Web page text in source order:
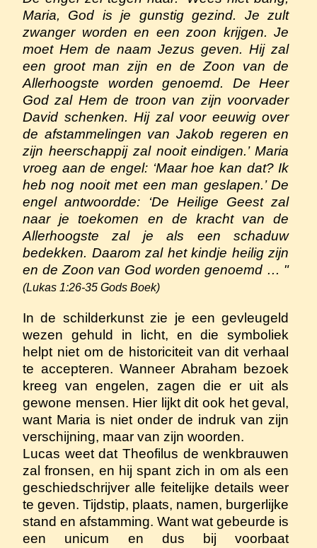
Maria, God is je gunstig gezind. Je zult
zwanger worden en een zoon krijgen. Je
moet Hem de naam Jezus geven. Hij zal
een groot man zijn en de Zoon van de
Allerhoogste worden genoemd. De Heer
God zal Hem de troon van zijn voorvader
David schenken. Hij zal voor eeuwig over
de afstammelingen van Jakob regeren en
zijn heerschappij zal nooit eindigen.’ Maria
vroeg aan de engel: ‘Maar hoe kan dat? Ik
heb nog nooit met een man geslapen.’ De
engel antwoordde: ‘De Heilige Geest zal
naar je toekomen en de kracht van de
Allerhoogste zal je als een schaduw
bedekken. Daarom zal het kindje heilig zijn
en de Zoon van God worden genoemd … "
(Lukas 1:26-35 Gods Boek)
In de schilderkunst zie je een gevleugeld
wezen gehuld in licht, en die symboliek
helpt niet om de historiciteit van dit verhaal
te accepteren. Wanneer Abraham bezoek
kreeg van engelen, zagen die er uit als
gewone mensen. Hier lijkt dit ook het geval,
want Maria is niet onder de indruk van zijn
verschijning, maar van zijn woorden.
Lucas weet dat Theofilus de wenkbrauwen
zal fronsen, en hij spant zich in om als een
geschiedschrijver alle feitelijke details weer
te geven. Tijdstip, plaats, namen, burgerlijke
stand en afstamming. Want wat gebeurde is
een unicum en dus bij voorbaat